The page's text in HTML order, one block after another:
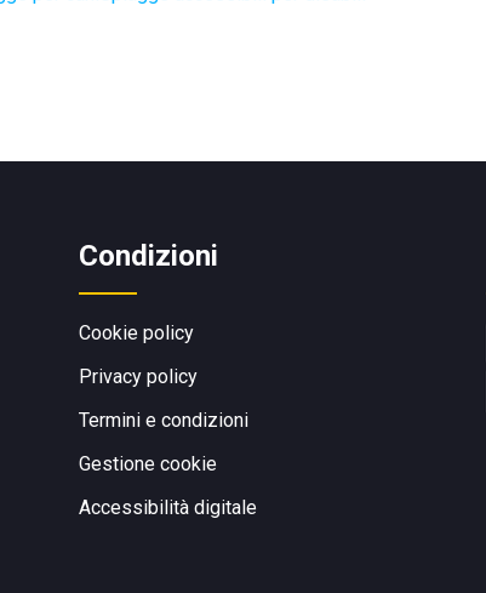
Condizioni
Cookie policy
Privacy policy
Termini e condizioni
Gestione cookie
Accessibilità digitale